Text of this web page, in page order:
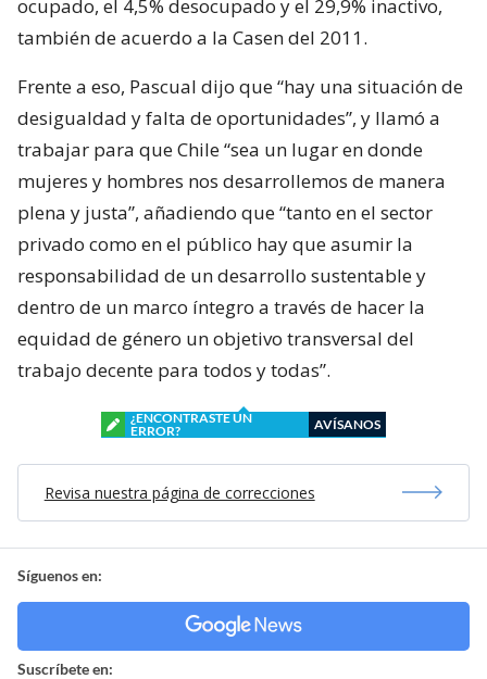
ocupado, el 4,5% desocupado y el 29,9% inactivo,
también de acuerdo a la Casen del 2011.
Frente a eso, Pascual dijo que “hay una situación de
desigualdad y falta de oportunidades”, y llamó a
trabajar para que Chile “sea un lugar en donde
mujeres y hombres nos desarrollemos de manera
plena y justa”, añadiendo que “tanto en el sector
privado como en el público hay que asumir la
responsabilidad de un desarrollo sustentable y
dentro de un marco íntegro a través de hacer la
equidad de género un objetivo transversal del
trabajo decente para todos y todas”.
¿ENCONTRASTE UN
ERROR?
AVÍSANOS
Revisa nuestra página de correcciones
Síguenos en:
Suscríbete en: